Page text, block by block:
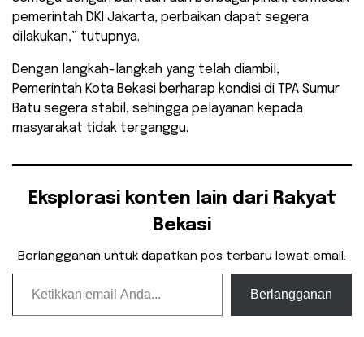
pemerintah DKI Jakarta, perbaikan dapat segera
dilakukan,” tutupnya.
Dengan langkah-langkah yang telah diambil,
Pemerintah Kota Bekasi berharap kondisi di TPA Sumur
Batu segera stabil, sehingga pelayanan kepada
masyarakat tidak terganggu.
Eksplorasi konten lain dari Rakyat
Bekasi
Berlangganan untuk dapatkan pos terbaru lewat email.
Ketikkan email Anda...
Berlangganan